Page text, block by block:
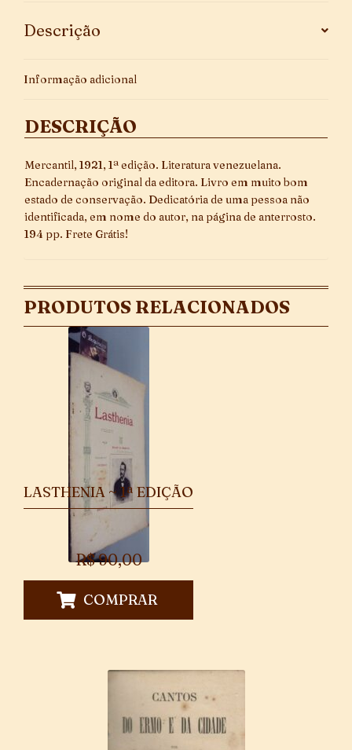
Descrição
Informação adicional
DESCRIÇÃO
Mercantil, 1921, 1ª edição. Literatura venezuelana.
Encadernação original da editora. Livro em muito bom
estado de conservação. Dedicatória de uma pessoa não
identificada, em nome do autor, na página de anterrosto.
194 pp. Frete Grátis!
PRODUTOS RELACIONADOS
LASTHENIA ~ 1ª EDIÇÃO
R$90,00
COMPRAR